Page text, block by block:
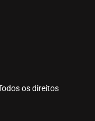
os direitos